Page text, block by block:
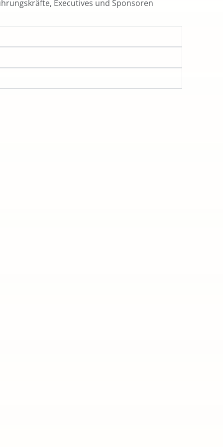
Executives und Sponsoren